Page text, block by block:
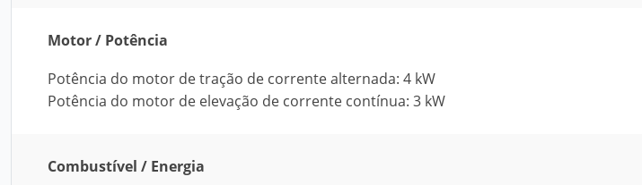
Motor / Potência
Potência do motor de tração de corrente alternada: 4 kW
Potência do motor de elevação de corrente contínua: 3 kW
Combustível / Energia